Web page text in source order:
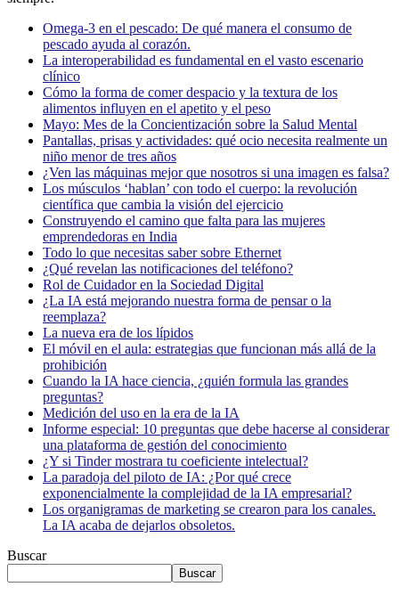
Omega-3 en el pescado: De qué manera el consumo de
pescado ayuda al corazón.
La interoperabilidad es fundamental en el vasto escenario
clínico
Cómo la forma de comer despacio y la textura de los
alimentos influyen en el apetito y el peso
Mayo: Mes de la Concientización sobre la Salud Mental
Pantallas, prisas y actividades: qué ocio necesita realmente un
niño menor de tres años
¿Ven las máquinas mejor que nosotros si una imagen es falsa?
Los músculos ‘hablan’ con todo el cuerpo: la revolución
científica que cambia la visión del ejercicio
Construyendo el camino que falta para las mujeres
emprendedoras en India
Todo lo que necesitas saber sobre Ethernet
¿Qué revelan las notificaciones del teléfono?
Rol de Cuidador en la Sociedad Digital
¿La IA está mejorando nuestra forma de pensar o la
reemplaza?
La nueva era de los lípidos
El móvil en el aula: estrategias que funcionan más allá de la
prohibición
Cuando la IA hace ciencia, ¿quién formula las grandes
preguntas?
Medición del uso en la era de la IA
Informe especial: 10 preguntas que debe hacerse al considerar
una plataforma de gestión del conocimiento
¿Y si Tinder mostrara tu coeficiente intelectual?
La paradoja del piloto de IA: ¿Por qué crece
exponencialmente la complejidad de la IA empresarial?
Los organigramas de marketing se crearon para los canales.
La IA acaba de dejarlos obsoletos.
Buscar
Buscar